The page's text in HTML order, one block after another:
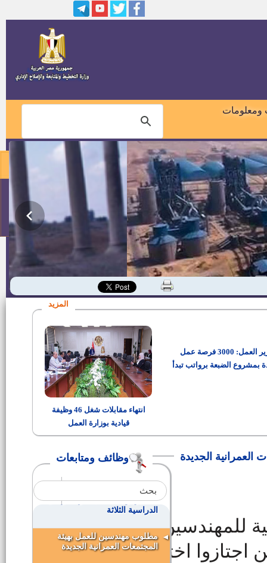
01018460099
114
ومعلومات
مصنع اسمنت العريش
المزيد
وزير العمل: 3000 فرصة عمل
بمشروع الضبعة برواتب تبدأ
انتهاء مقابلات شغل 46 وظيفة
قيادية بوزارة العمل
الجديدة
للمهندسينالمرشحين
اختبارات
وظائف ومتابعات
رمضان
وظائف المؤسسة العامة للتكافل
وظائف قيادية شاغرة طبقا لأحكام
مدرسين ومدرسين مساعدين بهيئة
الطاقه الذرية المصرية
20مهندس للعمل بديوان عام
الإسكان
عدد 10 ضباط امن بجامعة بنى
سويف
مدير مديرية التضامن الاجتماعي
ببني سويف
ولذوى الحتياجات الخاصه
وظائف الهيئة العامة لميناء
الأسكندية
أسماء الناجحين فى الإختبارات
وظائف هيئة الرقابة النووية
والإشعاعية
1000فرصه عمل بمرتبات تزيد عن
2000 جنيه
معلمين ومعلمات بقطر للمراحل
الدراسية الثلاثة
مطلوب مهندسين للعمل بهيئة
المجتمعات العمرانية الجديدة